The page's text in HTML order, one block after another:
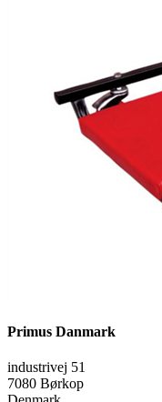
Primus Danmark
industrivej 51
7080 Børkop